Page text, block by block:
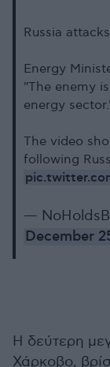
Russia
Energy
"The enemy
energy
The video
following
—
December
Η δεύτερη
Χάρκοβο,